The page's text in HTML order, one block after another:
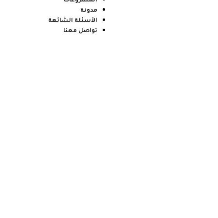
مدونة
الأسئلة الشائعة
تواصل معنا